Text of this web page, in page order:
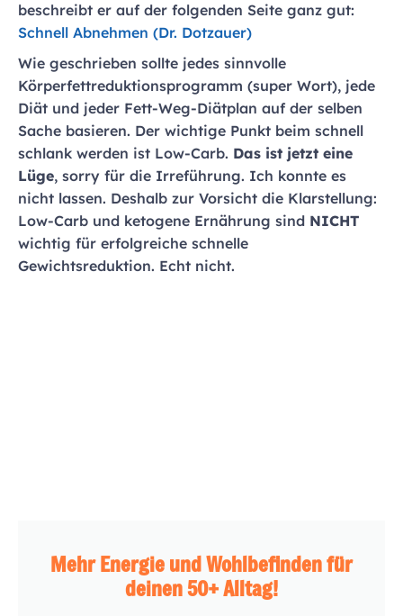
beschreibt er auf der folgenden Seite ganz gut:
Schnell Abnehmen (Dr. Dotzauer)
Wie geschrieben sollte jedes sinnvolle
Körperfettreduktionsprogramm (super Wort), jede
Diät und jeder Fett-Weg-Diätplan auf der selben
Sache basieren. Der wichtige Punkt beim schnell
schlank werden ist Low-Carb. Das ist jetzt eine
Lüge, sorry für die Irreführung. Ich konnte es
nicht lassen. Deshalb zur Vorsicht die Klarstellung:
Low-Carb und ketogene Ernährung sind NICHT
wichtig für erfolgreiche schnelle
Gewichtsreduktion. Echt nicht.
Mehr Energie und Wohlbefinden für
deinen 50+ Alltag!